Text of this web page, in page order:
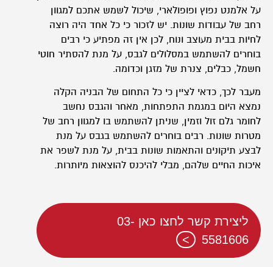
על אלמנט נפוץ ופופולארי, שיכול לשמש אתכם למגוון
רחב של עבודות שונות. יש לזכור כי כל אחד היה רוצה
לחיות בבית מעוצב ונוח, לכן אין זה מפתיע כי רבים
בוחרים להשתמש במסלולים לגבס, על מנת להסתיר חוטי
חשמל, כבלים, צנרת של מזגן וכדומה.
מעבר לכך, כדאי לציין כי כל התחום של הבניה הקלה
נמצא היום במגמת התפתחות, מאחר והגבס נחשב
לחומר גלם זול וזמין, שניתן להשתמש בו למגוון רחב של
מטרות שונות. רבים בוחרים להשתמש בגבס על מנת
לבצע תיקונים והתאמות שונות בבית, על מנת לשפר את
איכות החיים שלהם, מבלי להיכנס להוצאות מיותרות.
ליצירת קשר לחצו כאן 03-
5581606